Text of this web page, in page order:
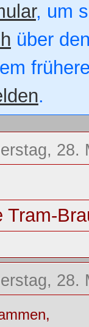
, um
über
.
28.
Tram-
28.